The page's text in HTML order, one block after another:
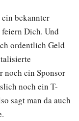
bekannter
Dich. Und
ordentlich Geld
noch ein Sponsor
noch ein T-
sagt man da auch